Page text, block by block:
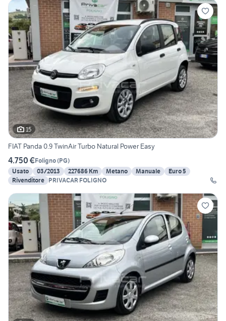
15
FIAT Panda 0.9 TwinAir Turbo Natural Power Easy
4.750 €Foligno(PG)
Usato
03/2013 227686 Km Metano Manuale
Euro 5
Rivenditore PRIVACAR FOLIGNO